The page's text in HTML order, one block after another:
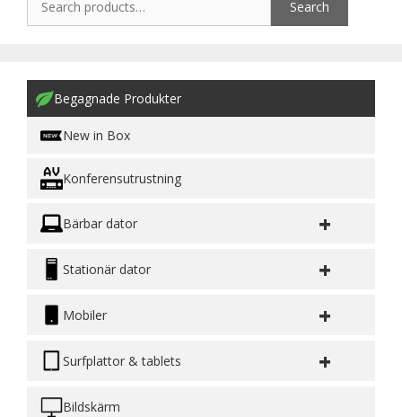
Search
Begagnade Produkter
New in Box
Konferensutrustning
Bärbar dator +
Stationär dator +
Mobiler +
Surfplattor & tablets +
Bildskärm